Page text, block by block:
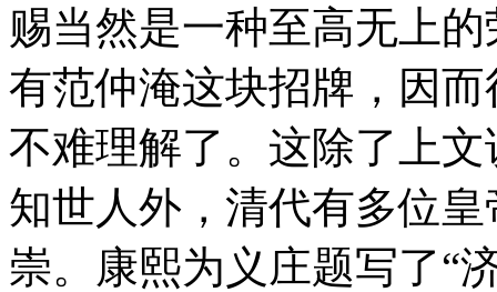
赐当然是一种至高无上
有范仲淹这块招牌，因
不难理解了。这除了上
知世人外，清代有多位
崇。康熙为义庄题写了“